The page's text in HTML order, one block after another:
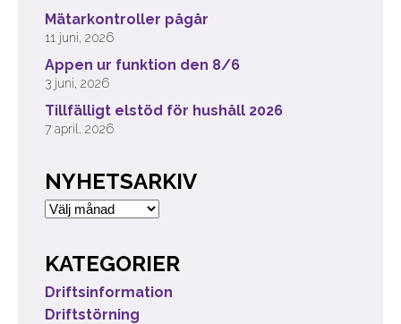
Mätarkontroller pågår
11 juni, 2026
Appen ur funktion den 8/6
3 juni, 2026
Tillfälligt elstöd för hushåll 2026
7 april, 2026
NYHETSARKIV
Nyhetsarkiv
KATEGORIER
Driftsinformation
Driftstörning